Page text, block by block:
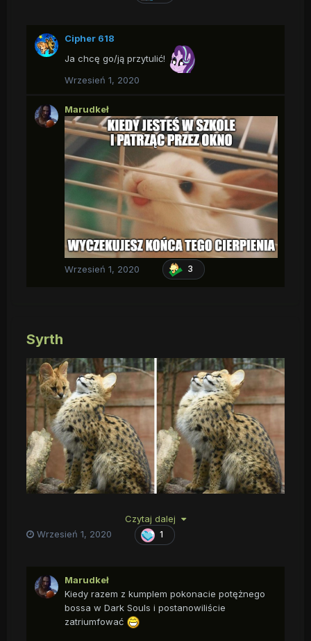
Cipher 618
Ja chcę go/ją przytulić!
Wrzesień 1, 2020
Marudkeł
Wrzesień 1, 2020 3
Syrth
Czytaj dalej
Wrzesień 1, 2020
1
Marudkeł
Kiedy razem z kumplem pokonacie potężnego
bossa w Dark Souls i postanowiliście
zatriumfować